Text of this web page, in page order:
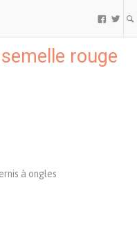
 
semelle rouge
à ongles